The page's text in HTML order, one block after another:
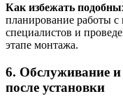
Как избежать
планирование работы
специалистов и
этапе монтажа.
6. Обслуживание
после установки